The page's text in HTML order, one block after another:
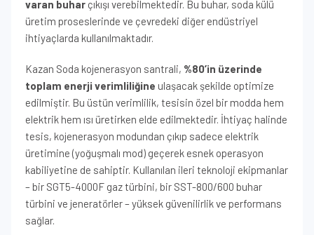
varan buhar çıkışı verebilmektedir. Bu buhar, soda külü
üretim proseslerinde ve çevredeki diğer endüstriyel
ihtiyaçlarda kullanılmaktadır.
Kazan Soda kojenerasyon santrali, %80’in üzerinde
toplam enerji verimliliğine ulaşacak şekilde optimize
edilmiştir. Bu üstün verimlilik, tesisin özel bir modda hem
elektrik hem ısı üretirken elde edilmektedir. İhtiyaç halinde
tesis, kojenerasyon modundan çıkıp sadece elektrik
üretimine (yoğuşmalı mod) geçerek esnek operasyon
kabiliyetine de sahiptir. Kullanılan ileri teknoloji ekipmanlar
– bir SGT5-4000F gaz türbini, bir SST-800/600 buhar
türbini ve jeneratörler – yüksek güvenilirlik ve performans
sağlar.